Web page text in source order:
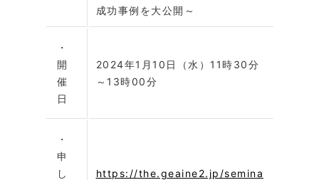
成功事例を大公開～
・
開
催
日
2024年1月10日（水）11時30分
～13時00分
・
申
し
https://the.geaine2.jp/semina